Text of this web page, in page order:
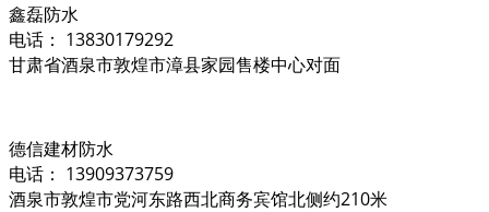
鑫磊防水
电话： 13830179292
甘肃省酒泉市敦煌市漳县家园售楼中心对面
德信建材防水
电话： 13909373759
酒泉市敦煌市党河东路西北商务宾馆北侧约210米